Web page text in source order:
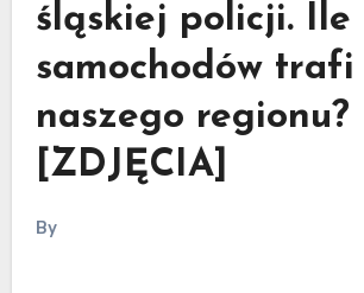
śląskiej policji. Ile
samochodów trafi
naszego regionu?
[ZDJĘCIA]
By